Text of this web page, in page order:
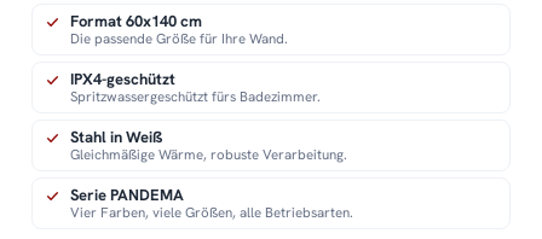
Format 60x140 cm
Die passende Größe für Ihre Wand.
IPX4-geschützt
Spritzwassergeschützt fürs Badezimmer.
Stahl in Weiß
Gleichmäßige Wärme, robuste Verarbeitung.
Serie PANDEMA
Vier Farben, viele Größen, alle Betriebsarten.